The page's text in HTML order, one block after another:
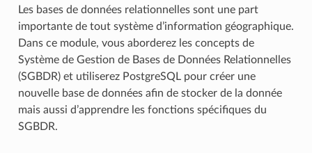
Les bases de données relationnelles sont une part
importante de tout système d’information géographique.
Dans ce module, vous aborderez les concepts de
Système de Gestion de Bases de Données Relationnelles
(SGBDR) et utiliserez PostgreSQL pour créer une
nouvelle base de données afin de stocker de la donnée
mais aussi d’apprendre les fonctions spécifiques du
SGBDR.